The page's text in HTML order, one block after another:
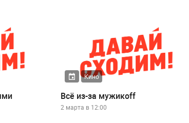
Кино
Всё из-за мужикoff
2 марта в 12:00